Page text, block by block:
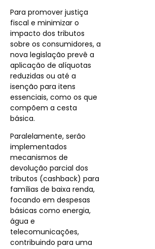
Para promover justiça
fiscal e minimizar o
impacto dos tributos
sobre os consumidores, a
nova legislação prevê a
aplicação de alíquotas
reduzidas ou até a
isenção para itens
essenciais, como os que
compõem a cesta
básica.
Paralelamente, serão
implementados
mecanismos de
devolução parcial dos
tributos (cashback) para
famílias de baixa renda,
focando em despesas
básicas como energia,
água e
telecomunicações,
contribuindo para uma